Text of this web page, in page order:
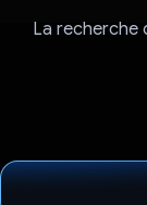
La recherche